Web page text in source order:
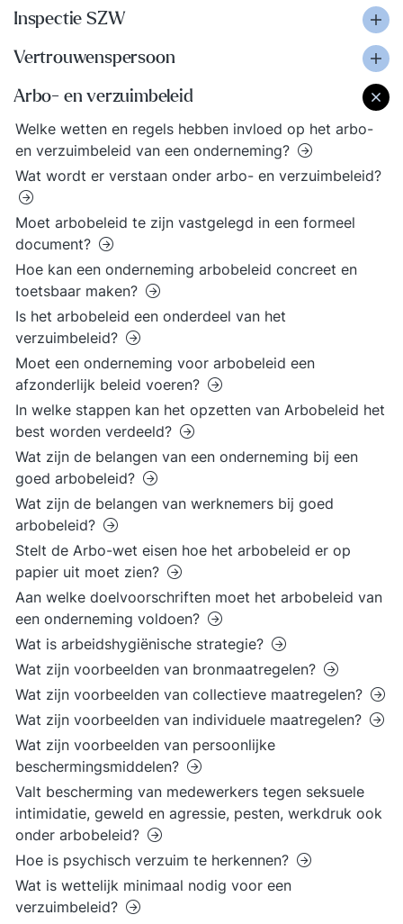
Inspectie SZW
Vertrouwenspersoon
Arbo- en verzuimbeleid
Welke wetten en regels hebben invloed op het arbo-
en verzuimbeleid van een onderneming?
Wat wordt er verstaan onder arbo- en verzuimbeleid?
Moet arbobeleid te zijn vastgelegd in een formeel
document?
Hoe kan een onderneming arbobeleid concreet en
toetsbaar maken?
Is het arbobeleid een onderdeel van het
verzuimbeleid?
Moet een onderneming voor arbobeleid een
afzonderlijk beleid voeren?
In welke stappen kan het opzetten van Arbobeleid het
best worden verdeeld?
Wat zijn de belangen van een onderneming bij een
goed arbobeleid?
Wat zijn de belangen van werknemers bij goed
arbobeleid?
Stelt de Arbo-wet eisen hoe het arbobeleid er op
papier uit moet zien?
Aan welke doelvoorschriften moet het arbobeleid van
een onderneming voldoen?
Wat is arbeidshygiënische strategie?
Wat zijn voorbeelden van bronmaatregelen?
Wat zijn voorbeelden van collectieve maatregelen?
Wat zijn voorbeelden van individuele maatregelen?
Wat zijn voorbeelden van persoonlijke
beschermingsmiddelen?
Valt bescherming van medewerkers tegen seksuele
intimidatie, geweld en agressie, pesten, werkdruk ook
onder arbobeleid?
Hoe is psychisch verzuim te herkennen?
Wat is wettelijk minimaal nodig voor een
verzuimbeleid?